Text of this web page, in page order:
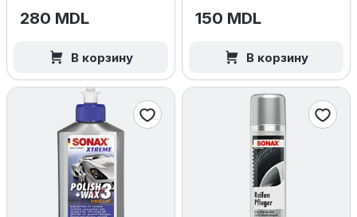
поверхностями, 250
280 MDL
В корзину
150 MDL
В корзину